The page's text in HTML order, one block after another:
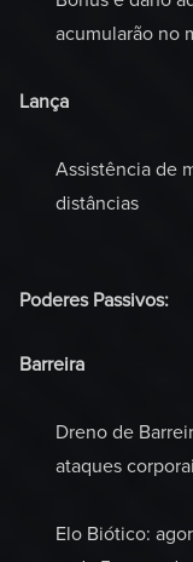
acumularão no
Lança
Assistência de
distâncias
Poderes Passivos:
Barreira
Dreno de
ataques
Elo Biótico: